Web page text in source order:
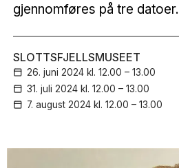
gjennomføres på tre datoer.
SLOTTSFJELLSMUSEET
26. juni 2024 kl. 12.00 – 13.00
31. juli 2024 kl. 12.00 – 13.00
7. august 2024 kl. 12.00 – 13.00